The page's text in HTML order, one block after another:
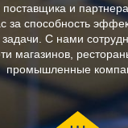
поставщика и
за способность
С нами
магазинов,
промышленные